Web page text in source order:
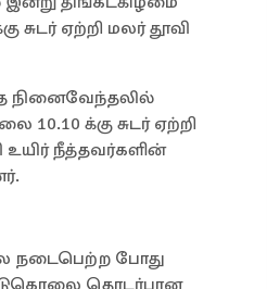
ஏற்றி மலர் தூவி
நினைவேந்தலில்
க்கு சுடர் ஏற்றி
உயிர் நீத்தவர்களின்
நடைபெற்ற போது
படுகொலை தொடர்பான